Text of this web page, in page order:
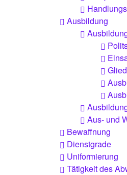
Ausbildung
Aus- und
Bewaffnung
Dienstgrade
Uniformierung
Tätigkeit des